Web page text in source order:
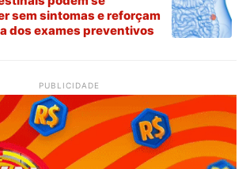
sem sintomas e reforçam
dos exames preventivos
PUBLICIDADE